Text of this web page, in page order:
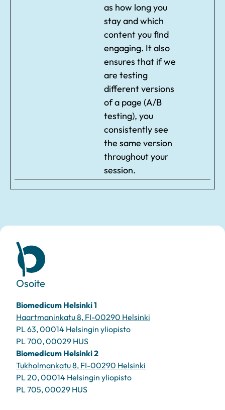
as how long you
stay and which
content you find
engaging. It also
ensures that if we
are testing
different versions
of a page (A/B
testing), you
consistently see
the same version
throughout your
session.
Osoite
Biomedicum Helsinki 1
Haartmaninkatu 8, FI-00290 Helsinki
PL 63, 00014 Helsingin yliopisto
PL 700, 00029 HUS
Biomedicum Helsinki 2
Tukholmankatu 8, FI-00290 Helsinki
PL 20, 00014 Helsingin yliopisto
PL 705, 00029 HUS